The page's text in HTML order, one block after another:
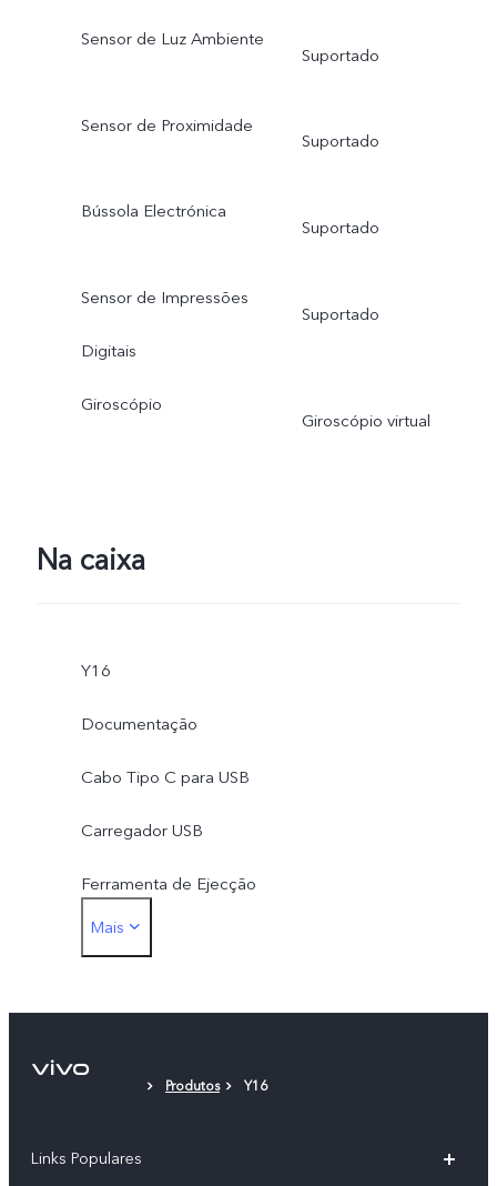
Sensor de Luz Ambiente
Suportado
Sensor de Proximidade
Suportado
Bússola Electrónica
Suportado
Sensor de Impressões
Digitais
Suportado
Giroscópio
Giroscópio virtual
Na caixa
Y16
Documentação
Cabo Tipo C para USB
Carregador USB
Ferramenta de Ejecção
Película de Protecção (aplicada)
Mais
Produtos Y16
Links Populares